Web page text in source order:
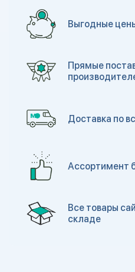
Выгодные
Прямые
Доставка по
Ассортимент
Все товары
складе